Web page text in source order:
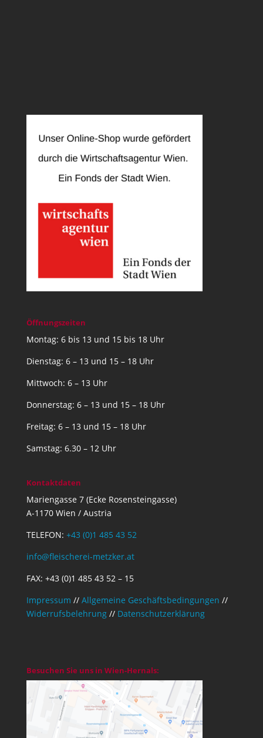
Öffnungszeiten
Montag: 6 bis 13 und 15 bis 18 Uhr
Dienstag: 6 – 13 und 15 – 18 Uhr
Mittwoch: 6 – 13 Uhr
Donnerstag: 6 – 13 und 15 – 18 Uhr
Freitag: 6 – 13 und 15 – 18 Uhr
Samstag: 6.30 – 12 Uhr
Kontaktdaten
Mariengasse 7 (Ecke Rosensteingasse)
A-1170 Wien / Austria
TELEFON: +43 (0)1 485 43 52
info@fleischerei-metzker.at
FAX: +43 (0)1 485 43 52 – 15
Impressum // Allgemeine Geschäftsbedingungen //
Widerrufsbelehrung// Datenschutzerklärung
Besuchen Sie uns in Wien-Hernals: